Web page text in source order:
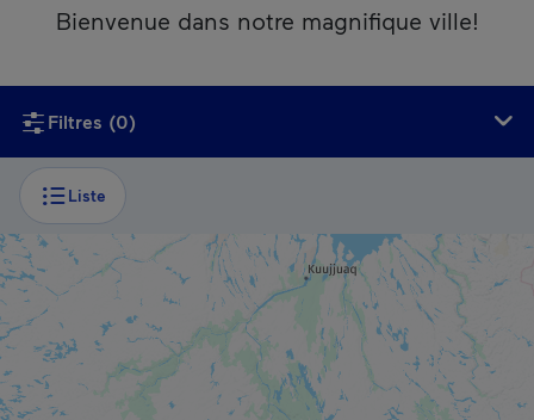
Bienvenue dans notre magnifique ville!
Filtres (0)
Liste
PARC RÉGIONAL / MUNICIPAL
Archipel des Sept Îles